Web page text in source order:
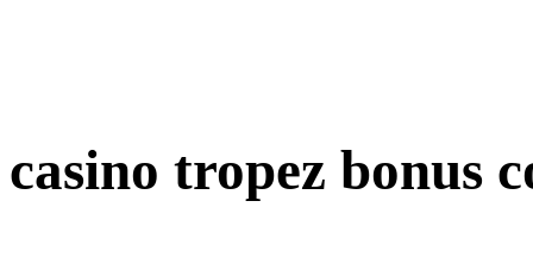
casino tropez bonus